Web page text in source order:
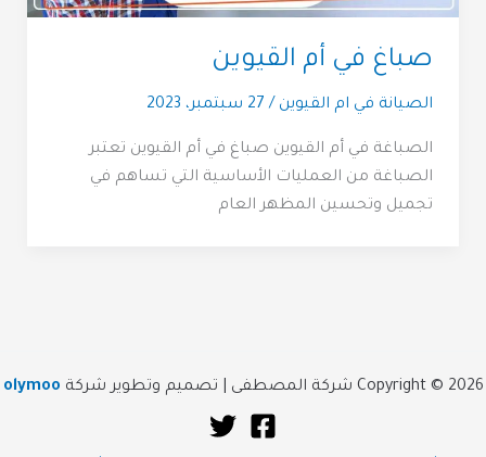
صباغ في أم القيوين
الصيانة في ام القيوين / 27 سبتمبر، 2023
الصباغة في أم القيوين صباغ في أم القيوين تعتبر
الصباغة من العمليات الأساسية التي تساهم في
تجميل وتحسين المظهر العام
Copyright © 2026 شركة المصطفى | تصميم وتطوير شركة olymoo